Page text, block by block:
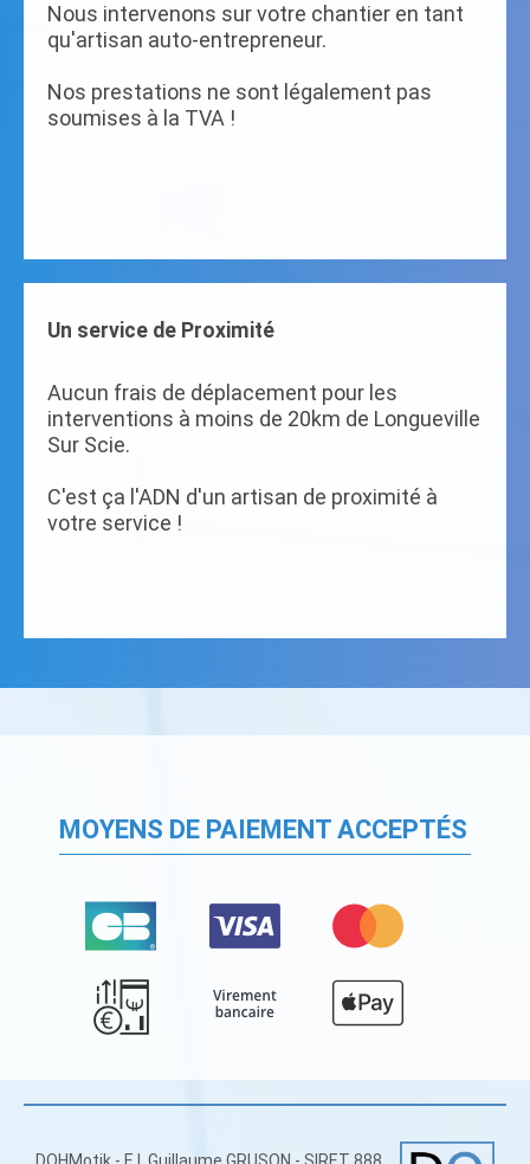
Nous intervenons sur votre chantier en tant
qu'artisan auto-entrepreneur.
Nos prestations ne sont légalement pas
soumises à la TVA !
Un service de Proximité
Aucun frais de déplacement pour les
interventions à moins de 20km de Longueville
Sur Scie.
C'est ça l'ADN d'un artisan de proximité à
votre service !
MOYENS DE PAIEMENT ACCEPTÉS